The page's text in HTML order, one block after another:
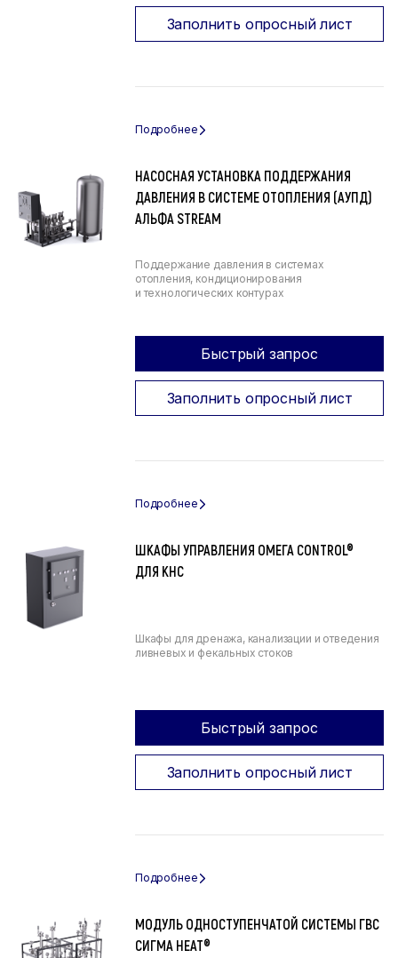
Заполнить опросный лист
НАСОСНАЯ УСТАНОВКА ПОДДЕРЖАНИЯ
ДАВЛЕНИЯ В СИСТЕМЕ ОТОПЛЕНИЯ (АУПД)
АЛЬФА STREAM
Поддержание давления в системах
отопления, кондиционирования
и технологических контурах
Быстрый запрос
Заполнить опросный лист
ШКАФЫ УПРАВЛЕНИЯ ОМЕГА CONTROL®
ДЛЯ КНС
Шкафы для дренажа, канализации и отведения
ливневых и фекальных стоков
Быстрый запрос
Заполнить опросный лист
МОДУЛЬ ОДНОСТУПЕНЧАТОЙ СИСТЕМЫ ГВС
СИГМА HEAT®